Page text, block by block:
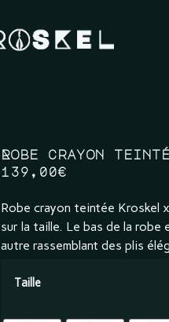
Robe crayon
139,00€
Robe crayon teintée Kroskel
sur la taille. Le bas de la
autre rassemblant des plis
Taille